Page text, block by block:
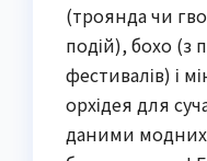
(троянда чи
подій), бохо (з
фестивалів) і
орхідея для
даними